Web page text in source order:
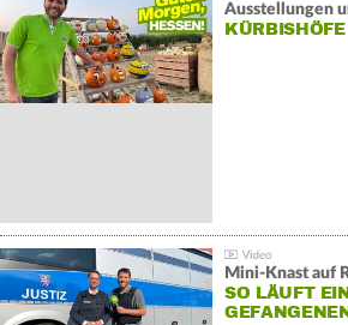
Ausstellungen
Mini-Knast auf
SO LÄUFT